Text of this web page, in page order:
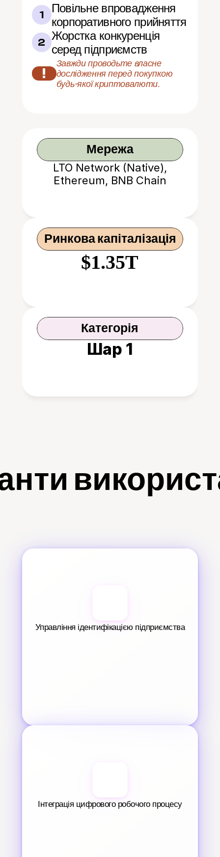
1
Повільне впровадження
корпоративного прийняття
2 Жорстка конкуренція
серед підприємств
!
Завжди проводьте власне
дослідження перед покупкою
будь-якої криптовалюти.
Мережа
LTO Network (Native),
Ethereum, BNB Chain
Ринкова капіталізація
$1.35T
Категорія
Шар 1
Управління ідентифікацією підприємства
Інтеграція цифрового робочого процесу